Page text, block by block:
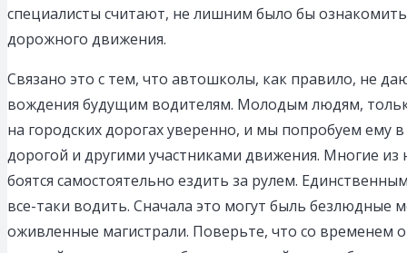
специалисты считают, не лишним было бы
дорожного движения.
Связано это с тем, что автошколы, как правило, не
вождения будущим водителям. Молодым людям,
на городских дорогах уверенно, и мы попробуем
дорогой и другими участниками движения. Многие
боятся самостоятельно ездить за рулем.
все-таки водить. Сначала это могут быль безлюдные
оживленные магистрали. Поверьте, что со временем